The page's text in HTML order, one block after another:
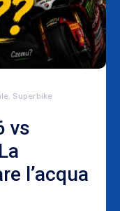
, Superbike
vs
l’acqua